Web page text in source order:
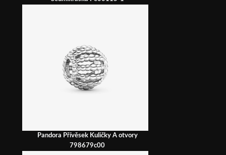
Pandora Přívěsek Kuličky A otvory
798679c00